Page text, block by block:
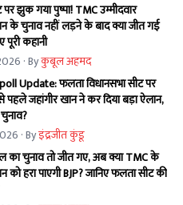
झुक गया पुष्पा! TMC उम्मीदवार
के चुनाव नहीं लड़ने के बाद क्या जीत गई
पूरी कहानी
· Byकुबूल अहमद
Update: फलता विधानसभा सीट पर
पहले जहांगीर खान ने कर दिया बड़ा ऐलान,
· Byइंद्रजीत कुंडू
का चुनाव तो जीत गए, अब क्या TMC के
को हरा पाएगी BJP? जानिए फलता सीट की